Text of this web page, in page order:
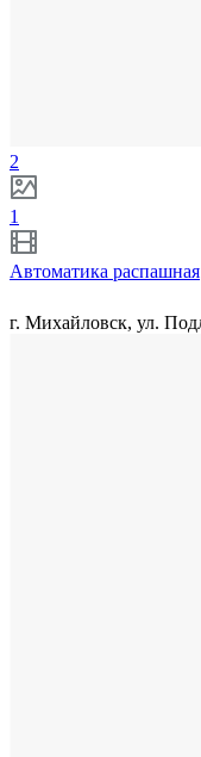
2
1
Автоматика распашная
г. Михайловск, ул.